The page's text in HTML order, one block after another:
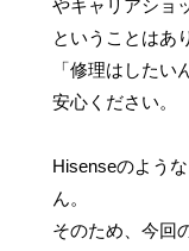
やキャリアショ
ということはあ
「修理はした
安心ください。
Hisenseのよう
ん。
そのため、今回